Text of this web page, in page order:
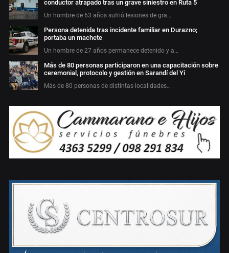
conductor atrapado tras un grave siniestro en Ruta 5
Un hombre de 63 años sufrió lesiones de gra…
Persona detenida tras incidente familiar en Durazno;
portaba un machete
Un hombre de 27 años permanece detenido y a…
Más de 80 personas participaron en una capacitación sobre
ceremonial, protocolo y gestión en Sarandí del Yí
Más de 80 personas de distintas localidades…